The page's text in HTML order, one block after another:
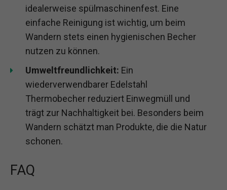
idealerweise spülmaschinenfest. Eine
einfache Reinigung ist wichtig, um beim
Wandern stets einen hygienischen Becher
nutzen zu können.
Umweltfreundlichkeit: Ein
wiederverwendbarer Edelstahl
Thermobecher reduziert Einwegmüll und
trägt zur Nachhaltigkeit bei. Besonders beim
Wandern schätzt man Produkte, die die Natur
schonen.
FAQ